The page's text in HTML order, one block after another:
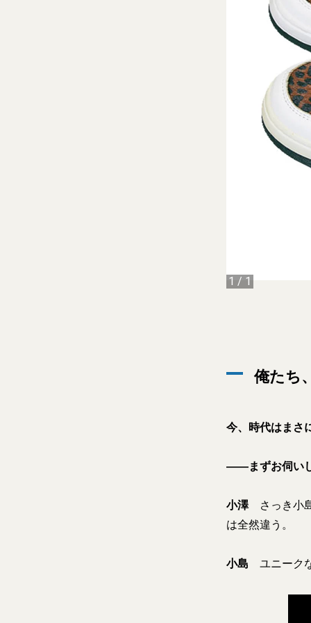
1 / 1
俺たち
今、時代はまさ
――まずお伺い
小澤さっき小島
は全然違う。
小島 ユニーク